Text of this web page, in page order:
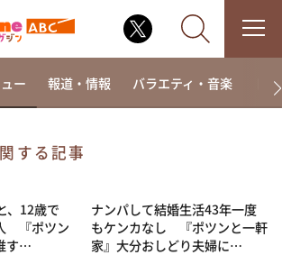
ですけど・・・
ー 報道・情報 バラエティ・音楽 ド
する記事
、12歳で
『ポツン
す…
ナンパして結婚生活43年一度
もケンカなし 『ポツンと一軒
家』大分おしどり夫婦に…